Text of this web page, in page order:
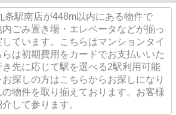
条駅南店が448m以内にある物件で
ごみ置き場・エレベータなどが揃っ
ています。こちらはマンションタイ
は初期費用をカードでお支払いいた
先に応じて駅を選べる2駅利用可能
探しの方はこちらからお探しになり
物件を取り揃えております。お客様
して参ります。